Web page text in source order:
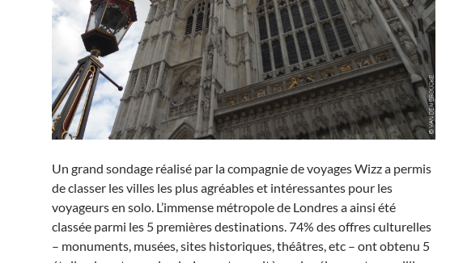
Un grand sondage réalisé par la compagnie de voyages Wizz a permis
de classer les villes les plus agréables et intéressantes pour les
voyageurs en solo. L’immense métropole de Londres a ainsi été
classée parmi les 5 premières destinations. 74% des offres culturelles
– monuments, musées, sites historiques, théâtres, etc – ont obtenu 5